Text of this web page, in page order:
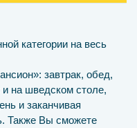
категории на весь
завтрак, обед,
на шведском столе,
и заканчивая
Также Вы сможете